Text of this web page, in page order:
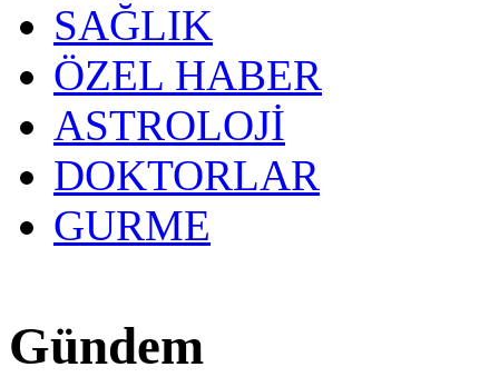
SAĞLIK
ÖZEL HABER
ASTROLOJİ
DOKTORLAR
GURME
Gündem